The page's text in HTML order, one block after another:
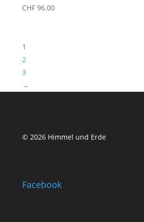
CHF96.00
1
2
3
→
© 2026 Himmel und Erde
Facebook